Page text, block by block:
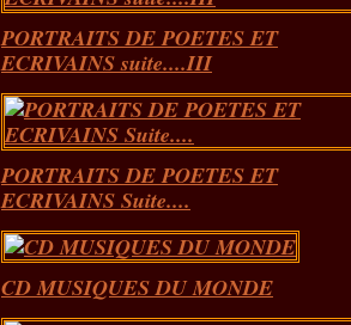
PORTRAITS DE POETES ET
ECRIVAINS suite....III
PORTRAITS DE POETES ET
ECRIVAINS Suite....
CD MUSIQUES DU MONDE